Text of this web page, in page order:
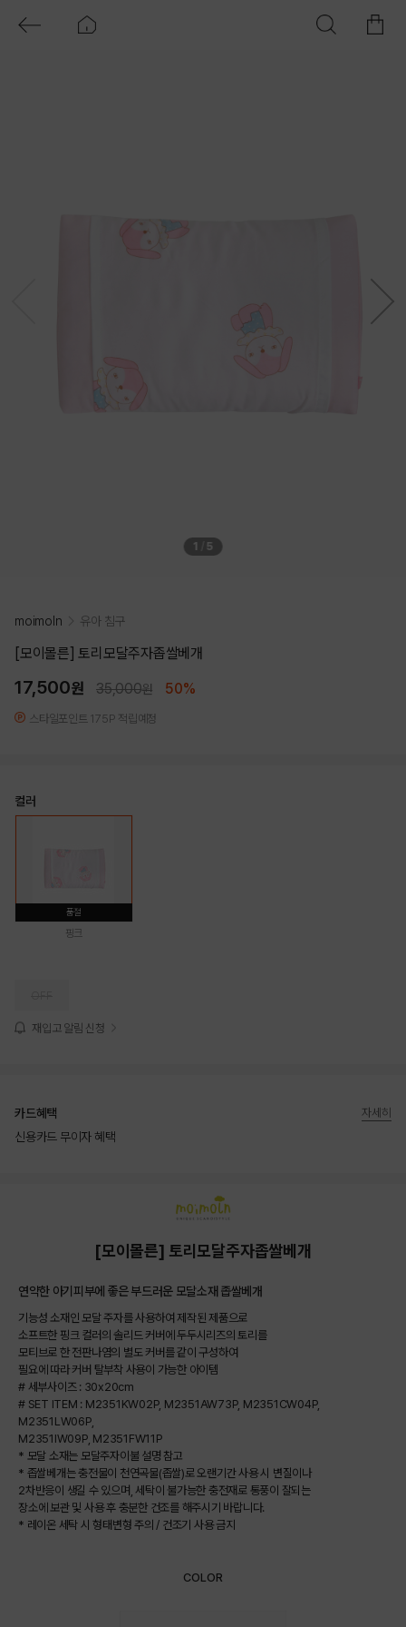
1 5
moimoln 유아 침구
[모이몰른] 토리모달주자좁쌀베개
17,500원 35,000원 50%
스타일포인트 175P 적립예정
컬러
품절
핑크
재입고 알림 신청
카드혜택
신용카드 무이자 혜택
자세히
[모이몰른] 토리모달주자좁쌀베개
연약한 아기피부에 좋은 부드러운 모달소재 좁쌀베개
기능성 소재인 모달 주자를 사용하여 제작된 제품으로
소프트한 핑크 컬러의 솔리드 커버에 두두시리즈의 토리를
모티브로 한 전판나염의 별도 커버를 같이 구성하여
필요에 따라 커버 탈부착 사용이 가능한 아이템
# 세부사이즈 : 30x20cm
# SET ITEM : M2351KW02P, M2351AW73P, M2351CW04P,
M2351LW06P,
M2351IW09P, M2351FW11P
* 모달 소재는 모달주자이불 설명 참고
* 좁쌀베개는 충전물이 천연곡물(좁쌀)로 오랜기간 사용 시 변질이나
2차반응이 생길 수 있으며, 세탁이 불가능한 충전재로 통풍이 잘되는
장소에 보관 및 사용 후 충분한 건조를 해주시기 바랍니다.
* 레이온 세탁 시 형태변형 주의 / 건조기 사용 금지
COLOR